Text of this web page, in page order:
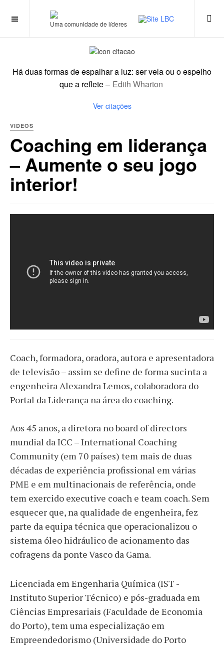
Uma comunidade de líderes
Há duas formas de espalhar a luz: ser vela ou o espelho
que a reflete– Edith Wharton
Ver citações
VIDEOS
Coaching em liderança
– Aumente o seu jogo
interior!
Coach, formadora, oradora, autora e apresentadora
de televisão – assim se define de forma sucinta a
engenheira Alexandra Lemos, colaboradora do
Portal da Liderança na área do coaching.
Aos 45 anos, a diretora no board of directors
mundial da ICC – International Coaching
Community (em 70 países) tem mais de duas
décadas de experiência profissional em várias
PME e em multinacionais de referência, onde
tem exercido executive coach e team coach. Sem
esquecer que, na qualidade de engenheira, fez
parte da equipa técnica que operacionalizou o
sistema óleo hidráulico de acionamento das
cofragens da ponte Vasco da Gama.
Licenciada em Engenharia Química (IST -
Instituto Superior Técnico) e pós-graduada em
Ciências Empresariais (Faculdade de Economia
do Porto), tem uma especialização em
Empreendedorismo (Universidade do Porto